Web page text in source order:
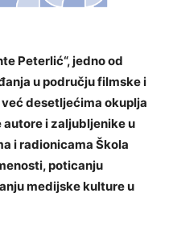
Peterlić“,jedno od
u području filmske i
desetljećima okuplja
i zaljubljenike u
i radionicama Škola
poticanju
medijske kulture u